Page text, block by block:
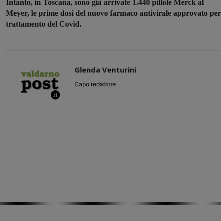
Intanto, in Toscana, sono già arrivate 1.440 pillole Merck al
Meyer, le prime dosi del nuovo farmaco antivirale approvato
trattamento del Covid.
Glenda Venturini
Capo redattore